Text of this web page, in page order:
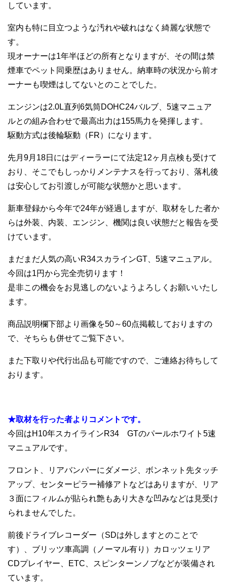
しています。
室内も特に目立つような汚れや破れはなく綺麗な状態で
す。
現オーナーは1年半ほどの所有となりますが、その間は禁
煙車でペット同乗歴はありません。納車時の状況から前オ
ーナーも喫煙はしてないとのことでした。
エンジンは2.0L直列6気筒DOHC24バルブ、5速マニュア
ルとの組み合わせで最高出力は155馬力を発揮します。
駆動方式は後輪駆動（FR）になります。
先月9月18日にはディーラーにて法定12ヶ月点検も受けて
おり、そこでもしっかりメンテナスを行っており、落札後
は安心してお引渡しが可能な状態かと思います。
新車登録から今年で24年が経過しますが、取材をした者か
らは外装、内装、エンジン、機関は良い状態だと報告を受
けています。
まだまだ人気の高いR34スカラインGT、5速マニュアル。
今回は1円から完全売切ります！
是非この機会をお見逃しのないようよろしくお願いいたし
ます。
商品説明欄下部より画像を50～60点掲載しておりますの
で、そちらも併せてご覧下さい。
また下取りや代行出品も可能ですので、ご連絡お待ちして
おります。
★取材を行った者よりコメントです。
今回はH10年スカイラインR34 GTのパールホワイト5速
マニュアルです。
フロント、リアバンパーにダメージ、ボンネット先タッチ
アップ、センターピラー補修アトなどはありますが、リア
３面にフィルムが貼られ艶もあり大きな凹みなどは見受け
られませんでした。
前後ドライブレコーダー（SDは外しますとのことで
す）、ブリッツ車高調（ノーマル有り）カロッツェリア
CDプレイヤー、ETC、スピンターンノブなどが装備され
ています。